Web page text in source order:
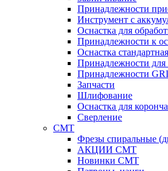
Принадлежности
Инструмент с
Оснастка для
Принадлежности к
Оснастка стандартная
Принадлежности для
Принадлежности
Запчасти
Шлифование
Оснастка для
Сверление
CMT
Фрезы спиральные
АКЦИИ СМТ
Новинки CMT